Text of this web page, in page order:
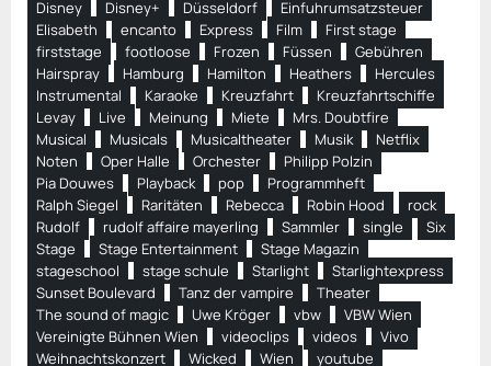
Disney
Disney+ Düsseldorf
Einfuhrumsatzsteuer
Elisabeth
encanto Express Film
First stage
firststage
footloose Frozen Füssen
Gebühren
Hairspray
Hamburg Hamilton Heathers
Hercules
Instrumental
Karaoke Kreuzfahrt
Kreuzfahrtschiffe
Levay
Live Meinung Miete
Mrs. Doubtfire
Musical
Musicals Musicaltheater Musik
Netflix
Noten
Oper Halle Orchester
Philipp Polzin
Pia Douwes
Playback pop
Programmheft
Ralph Siegel
Raritäten Rebecca Robin Hood
rock
Rudolf
rudolf affaire mayerling Sammler single
Six
Stage
Stage Entertainment
Stage Magazin
stageschool
stage schule Starlight
Starlightexpress
Sunset Boulevard
Tanz der vampire
Theater
The sound of magic
Uwe Kröger vbw
VBW Wien
Vereinigte Bühnen Wien
videoclips videos
Vivo
Weihnachtskonzert
Wicked Wien
youtube